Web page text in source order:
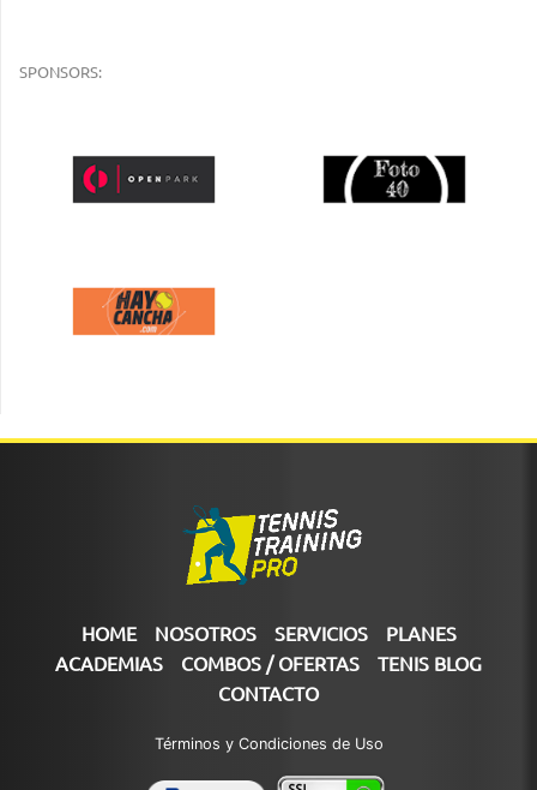
SPONSORS:
HOME NOSOTROS SERVICIOS
PLANES
ACADEMIAS
COMBOS / OFERTAS
TENIS BLOG
CONTACTO
Términos y Condiciones de Uso